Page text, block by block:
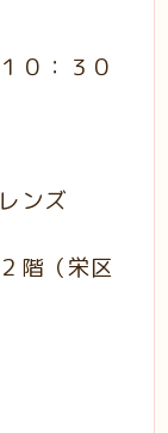
０：３０
ンズ
階（栄区